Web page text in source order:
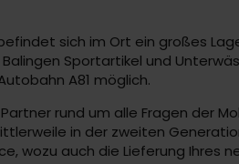
sich im Ort ein großes
Sportartikel und
A81 möglich.
rund um alle Fragen der
in der zweiten
wozu auch die Lieferung Ihres